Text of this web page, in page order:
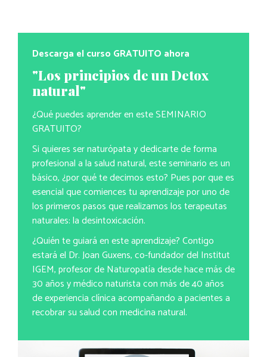
Descarga el curso GRATUITO ahora
"Los principios de un Detox
natural"
¿Qué puedes aprender en este SEMINARIO
GRATUITO?
Si quieres ser naturópata y dedicarte de forma
profesional a la salud natural, este seminario es un
básico, ¿por qué te decimos esto? Pues por que es
esencial que comiences tu aprendizaje por uno de
los primeros pasos que realizamos los terapeutas
naturales: la desintoxicación.
¿Quién te guiará en este aprendizaje? Contigo
estará el Dr. Joan Guxens, co-fundador del Institut
IGEM, profesor de Naturopatía desde hace más de
30 años y médico naturista con más de 40 años
de experiencia clínica acompañando a pacientes a
recobrar su salud con medicina natural.